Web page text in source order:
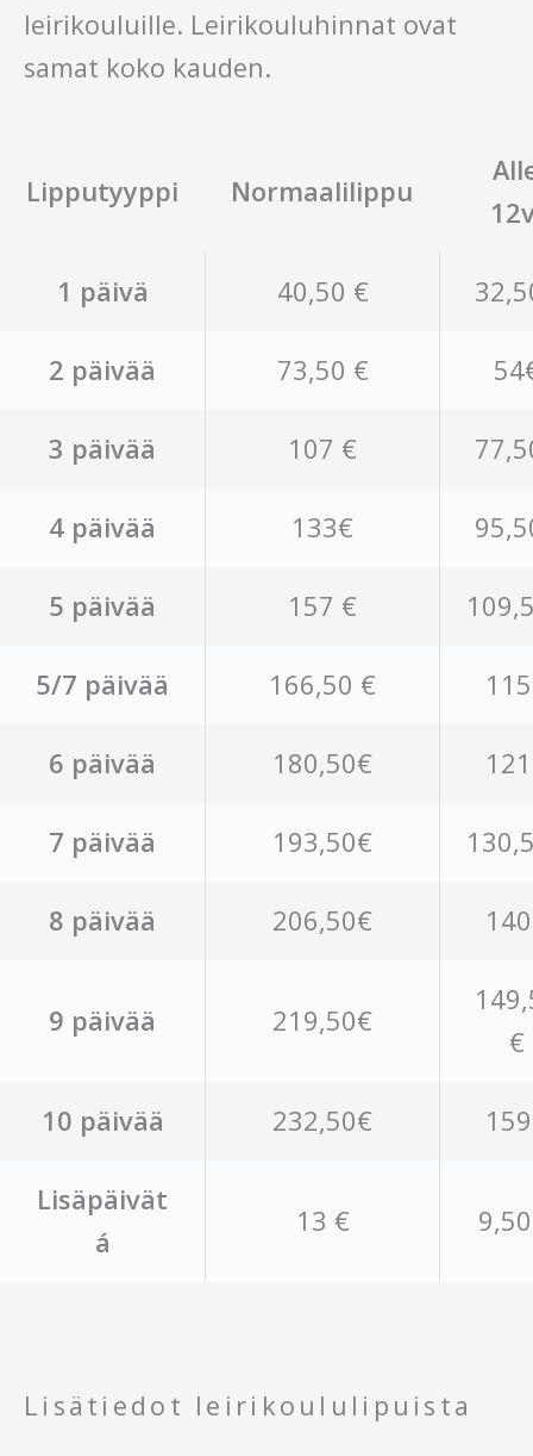
leirikouluille. Leirikouluhinnat ovat
samat koko kauden.
Lipputyyppi Normaalilippu
1 päivä 40,50 €
2 päivää 73,50 €
3 päivää 107 €
4 päivää 133€
5 päivää 157 €
5/7 päivää 166,50 €
6 päivää 180,50€
7 päivää 193,50€
8 päivää 206,50€
9 päivää 219,50€
€
10 päivää 232,50€
Lisäpäivät
á
13 €
Lisätiedot leirikoululipuista